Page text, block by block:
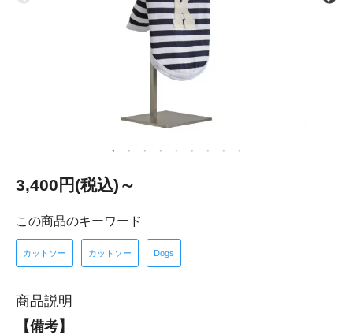
3,400円(税込)～
この商品のキーワード
カットソー カットソー Dogs
商品説明
【備考】